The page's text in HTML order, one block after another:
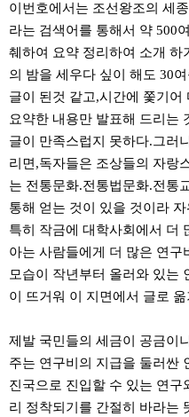
이번호에서는 조선왕조의 세
라는 검색어를 통해서 약 500
췌하여 요약 정리하여 소개 하
의 밤을 세우다 싶이 해도 30
글이 된것 같고,시간에 쫓기어
요약한 내용만 발표해 드리는
글이 만족스럽지 못하다.그러
리면,독자들은 조상들의 자랑
는 전통문화.전통법문화.전통
통해 얻는 것이 있을 것이라
특히 작금에 대학사회에서 더
아는 사람들에게 더 많은 연구
모습이 작년부터 올러와 있는
이 뜨거워 이 지면에서 글로
제발 국민들의 세금이 공금이
주는 연구비의 지급을 둘러싼
진국으로 진입할 수 있는 연
리 정착되기를 간절히 바라는